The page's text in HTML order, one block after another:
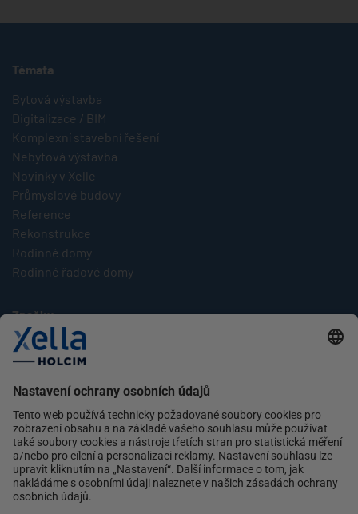
Témata
Bytová výstavba
Digitalizace / BIM
Komplexní stavební řešení
Nebytová výstavba
Novinky v Xelle
Průmyslové budovy
Reference
Rekonstrukce
Rodinné domy
Rodinné řadové domy
Značky
Multipor
Silka
Xella
Kontakt
Ochrana osobních údajů